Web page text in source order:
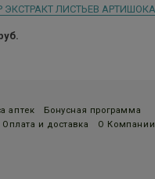
аптек
Бонусная программа
Оплата и доставка О Компании